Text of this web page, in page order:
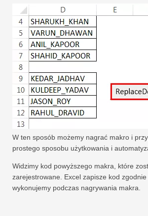
W ten sposób możemy nagrać makro i
prostego sposobu użytkowania i
Widzimy kod powyższego makra, które
zarejestrowane. Excel zapisze kod
wykonujemy podczas nagrywania makra.